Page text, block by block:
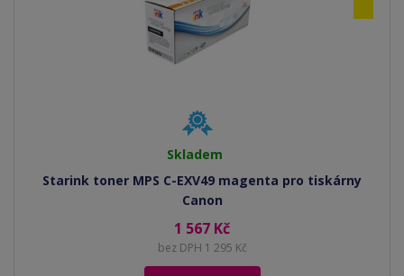
Skladem
Starink toner MPS C-EXV49 magenta pro tiskárny
Canon
1 567 Kč
bez DPH 1 295 Kč